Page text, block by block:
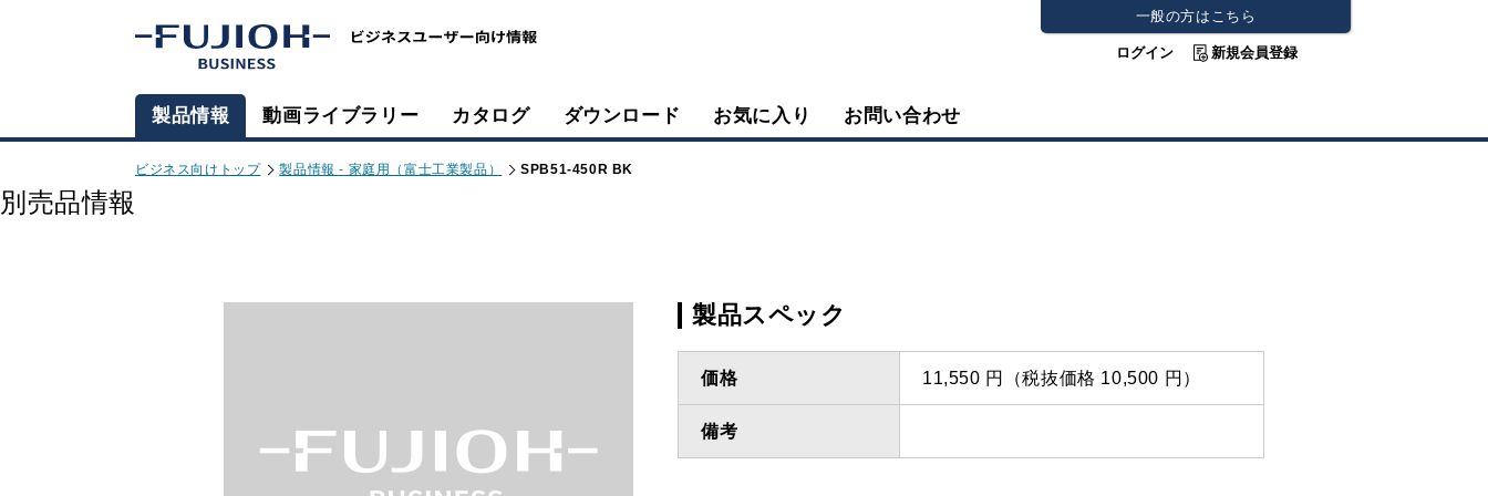
一般の方はこちら
ログイン 新規会員登録
製品情報 動画ライブラリー カタログ ダウンロード お気に入り お問い合わせ
ビジネス向けトップ 製品情報 - 家庭用（富士工業製品） SPB51-450R BK
別売品情報
製品スペック
価格 11,550 円（税抜価格 10,500 円）
備考